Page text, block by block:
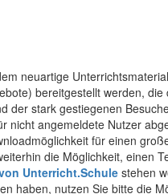
neuartige
bereitgestellt werden, die
der stark gestiegenen
nicht angemeldete Nutzer
für einen
die Möglichkeit, einen
Unterricht.Schulestehen
haben, nutzen Sie bitte die